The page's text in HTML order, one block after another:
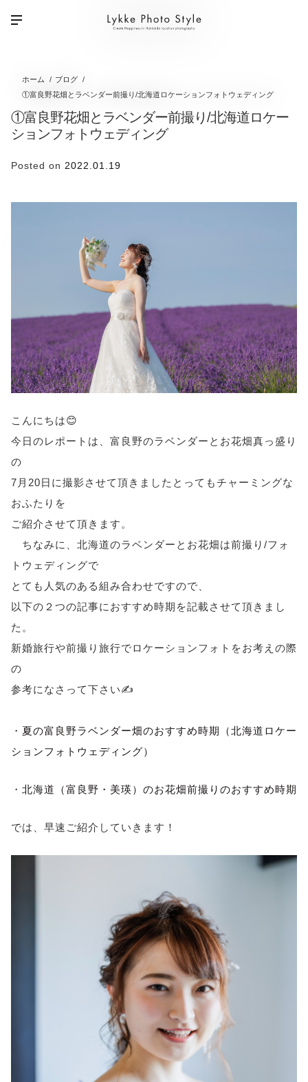
ホーム
ブログ
①富良野花畑とラベンダー前撮り/北海道ロケーションフォトウェディング
①富良野花畑とラベンダー前撮り/北海道ロケー
ションフォトウェディング
Posted on 2022.01.19
こんにちは😊
今日のレポートは、富良野のラベンダーとお花畑真っ盛り
の
7月20日に撮影させて頂きましたとってもチャーミングな
おふたりを
ご紹介させて頂きます。
ちなみに、北海道のラベンダーとお花畑は前撮り/フォ
トウェディングで
とても人気のある組み合わせですので、
以下の２つの記事におすすめ時期を記載させて頂きまし
た。
新婚旅行や前撮り旅行でロケーションフォトをお考えの際
の
参考になさって下さい✍️
・ 夏の富良野ラベンダー畑のおすすめ時期（北海道ロケー
ションフォトウェディング）
・ 北海道（富良野・美瑛）のお花畑前撮りのおすすめ時期
では、早速ご紹介していきます！